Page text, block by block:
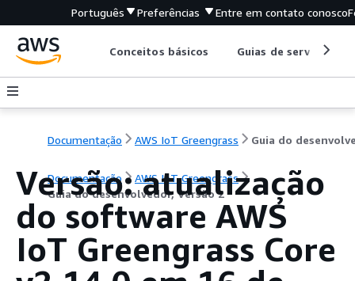
Português Preferências Entre em contato conosco
Conceitos básicos Guias de serviço
Documentação AWS IoT Greengrass
Documentação
AWS IoT Greengrass
Guia do desenvolvedor, Versão 2
Versão: atualização
do software AWS
IoT Greengrass Core